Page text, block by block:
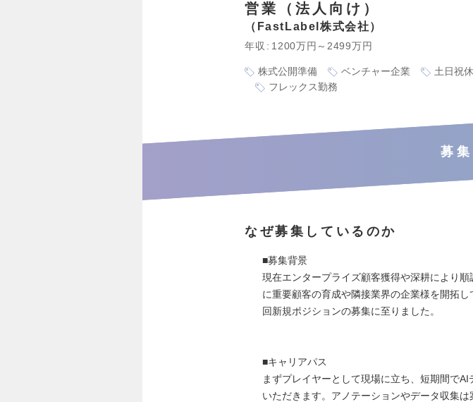
営業（法人向け）
FastLabel株式会社
年収 1200万円～2499万円
株式公開準備 ベンチャー企業 土日祝
フレックス勤務
募
なぜ募集しているのか
■募集背景
現在エンタープライズ顧客獲得や深耕により
に重要顧客の育成や隣接業界の企業様を開拓
回新規ポジションの募集に至りました。
■キャリアパス
まずプレイヤーとして現場に立ち、短期間で
いただきます。アノテーションやデータ収集